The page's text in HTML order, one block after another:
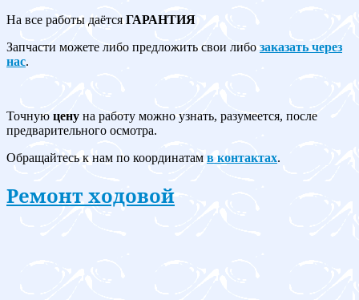
На все работы даётсяГАРАНТИЯ
Запчасти можете либо предложить свои либо заказать через
нас.
Точную цену на работу можно узнать, разумеется, после
предварительного осмотра.
Обращайтесь к нам по координатам в контактах.
Ремонт ходовой